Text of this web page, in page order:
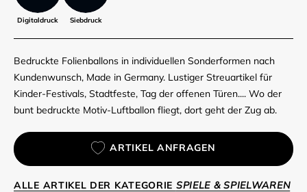
Digitaldruck Siebdruck
Bedruckte Folienballons in individuellen Sonderformen nach
Kundenwunsch, Made in Germany. Lustiger Streuartikel für
Kinder-Festivals, Stadtfeste, Tag der offenen Türen.... Wo der
bunt bedruckte Motiv-Luftballon fliegt, dort geht der Zug ab.
ARTIKEL ANFRAGEN
ALLE ARTIKEL DER KATEGORIE SPIELE & SPIELWAREN